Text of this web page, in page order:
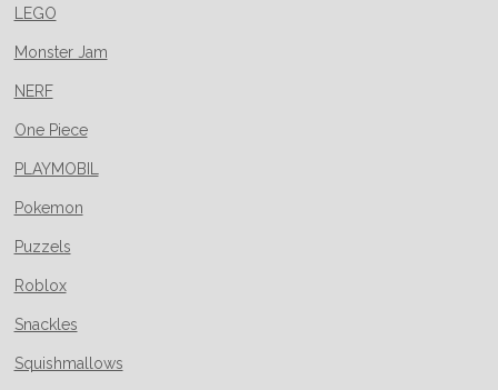
LEGO
Monster Jam
NERF
One Piece
PLAYMOBIL
Pokemon
Puzzels
Roblox
Snackles
Squishmallows